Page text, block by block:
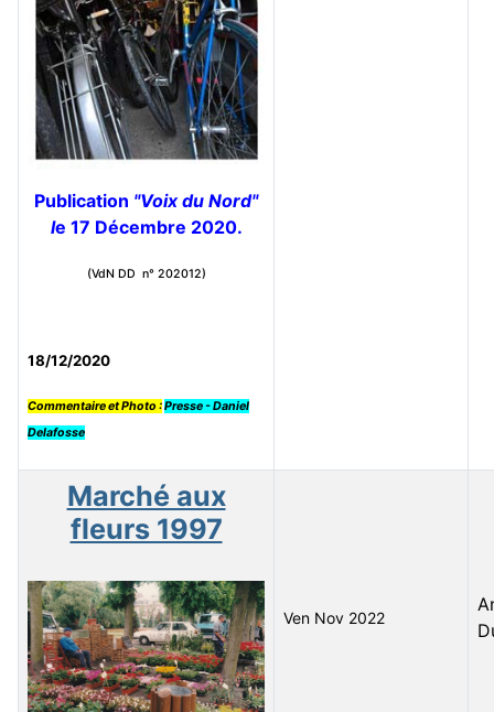
Publication "Voix du Nord"
le 17 Décembre 2020.
(VdN DD n° 202012)
18/12/2020
Commentaire et Photo :Presse - Daniel
Delafosse
Marché aux
fleurs 1997
Ven Nov 2022